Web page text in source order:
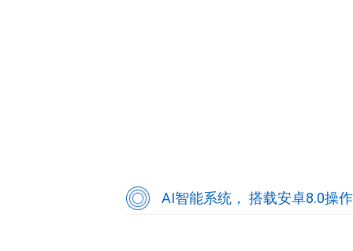
AI智能系统， 搭载安卓8.0操